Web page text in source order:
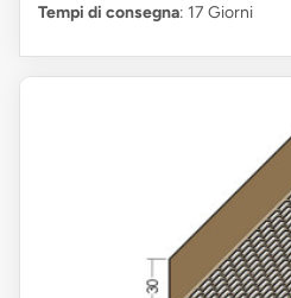
Tempi di consegna: 17 Giorni